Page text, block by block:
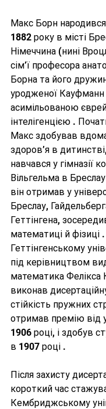
Макс Борн
1882 року в місті
Німеччина (нині
сім’ї професора
Борна та його
уродженої Кауфманн
асимільованою
інтелігенцією .
Макс здобував
здоров’я в
навчався у гімназії
Вільгельма в
він отримав у
Бреслау,
Геттінгена,
математиці й фізиці
Геттінгенському
під керівництвом
математика Фелікса
виконав
стійкість пружних
отримав премію від
1906 році, і здобув
в 1907 році .
Після захисту
короткий час
Кембриджському